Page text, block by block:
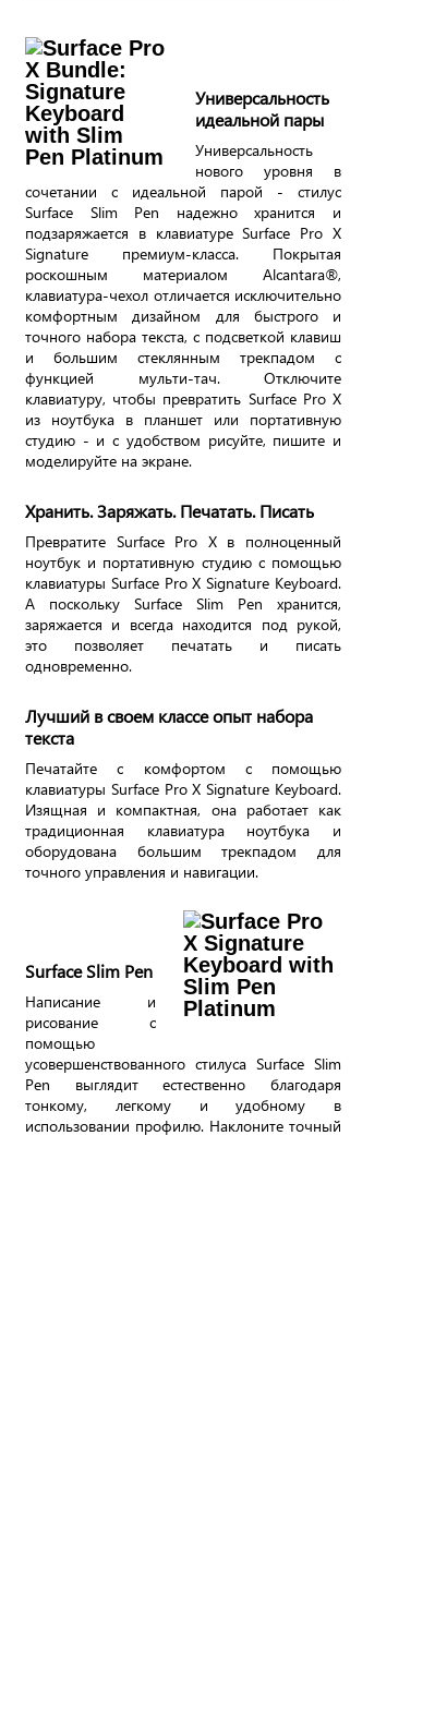
Универсальность
идеальной пары
Универсальность
нового уровня в
сочетании с идеальной парой - стилус
Surface Slim Pen надежно хранится и
подзаряжается в клавиатуре Surface Pro X
Signature премиум-класса. Покрытая
роскошным материалом Alcantara®,
клавиатура-чехол отличается исключительно
комфортным дизайном для быстрого и
точного набора текста, с подсветкой клавиш
и большим стеклянным трекпадом с
функцией мульти-тач. Отключите
клавиатуру, чтобы превратить Surface Pro X
из ноутбука в планшет или портативную
студию - и с удобством рисуйте, пишите и
моделируйте на экране.
Хранить. Заряжать. Печатать. Писать
Превратите Surface Pro X в полноценный
ноутбук и портативную студию с помощью
клавиатуры Surface Pro X Signature Keyboard.
А поскольку Surface Slim Pen хранится,
заряжается и всегда находится под рукой,
это позволяет печатать и писать
одновременно.
Лучший в своем классе опыт набора
текста
Печатайте с комфортом с помощью
клавиатуры Surface Pro X Signature Keyboard.
Изящная и компактная, она работает как
традиционная клавиатура ноутбука и
оборудована большим трекпадом для
точного управления и навигации.
Surface Slim Pen
Написание и
рисование с
помощью
усовершенствованного стилуса Surface Slim
Pen выглядит естественно благодаря
тонкому, легкому и удобному в
использовании профилю. Наклоните точный